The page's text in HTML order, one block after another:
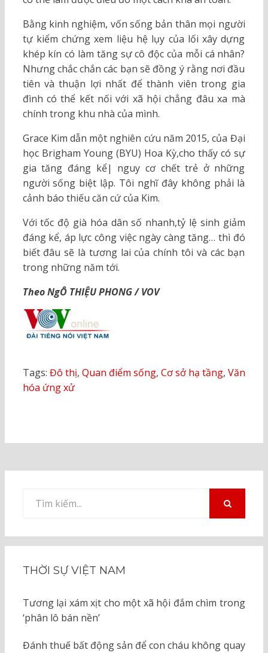
Bằng kinh nghiệm, vốn sống bản thân mọi người
tự kiểm chứng xem liệu hệ lụy của lối xây dựng
khép kín có làm tăng sự cô độc của mỗi cá nhân?
Nhưng chắc chắn các bạn sẽ đồng ý rằng nơi đầu
tiên và thuận lợi nhất để thành viên trong gia
đình có thể kết nối với xã hội chẳng đâu xa mà
chính trong khu nhà của mình.
Grace Kim dẫn một nghiên cứu năm 2015, của Đại
học Brigham Young (BYU) Hoa Kỳ,cho thấy có sự
gia tăng đáng kể| nguy cơ chết trẻ ở những
người sống biệt lập. Tôi nghĩ đây không phải là
cảnh báo thiếu căn cứ của Kim.
Với tốc độ già hóa dân số nhanh,tỷ lệ sinh giảm
đáng kể, áp lực công việc ngày càng tăng… thì đó
biết đâu sẽ là tương lai của chính tôi và các bạn
trong những năm tới.
Theo NgÔ THIỆU PHONG / VOV
Tags: Đô thị, Quan điểm sống, Cơ sở hạ tầng, Văn
hóa ứng xử
kiếm
THỜI SỰ VIỆT NAM
Tương lại xám xịt cho một xã hội đắm chìm trong
‘phân lô bán nền’
Đánh thuế bất động sản để con cháu không quay